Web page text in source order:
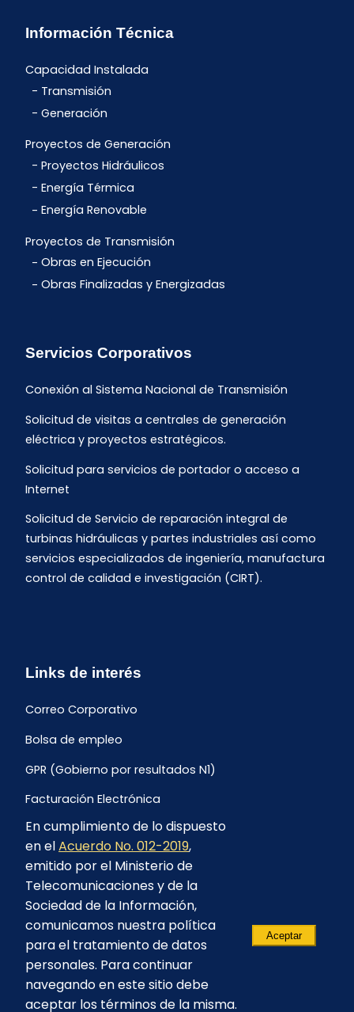
Información Técnica
Capacidad Instalada
Transmisión
Generación
Proyectos de Generación
Proyectos Hidráulicos
Energía Térmica
Energía Renovable
Proyectos de Transmisión
Obras en Ejecución
Obras Finalizadas y Energizadas
Servicios Corporativos
Conexión al Sistema Nacional de Transmisión
Solicitud de visitas a centrales de generación
eléctrica y proyectos estratégicos.
Solicitud para servicios de portador o acceso a
Internet
Solicitud de Servicio de reparación integral de
turbinas hidráulicas y partes industriales así como
servicios especializados de ingeniería, manufactura
control de calidad e investigación (CIRT).
Links de interés
Correo Corporativo
Bolsa de empleo
GPR (Gobierno por resultados N1)
Facturación Electrónica
Archivo Histórico de Facturación
Portal Ambiental y Social
Proyecto Geotérmico Chachimbiro
Contratación consultoría mediante “Lista Corta”
Reglamento de Procesos Asociativos
En cumplimiento de lo dispuesto
en elAcuerdo No. 012-2019,
emitido por el Ministerio de
Telecomunicaciones y de la
Sociedad de la Información,
comunicamos nuestra política
para el tratamiento de datos
personales. Para continuar
navegando en este sitio debe
aceptar los términos de la misma.
Aceptar